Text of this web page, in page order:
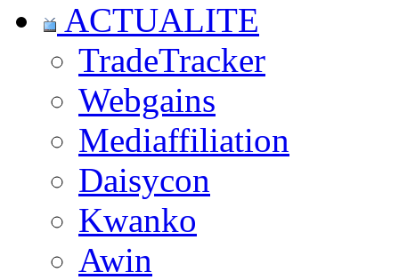
ACTUALITE
TradeTracker
Webgains
Mediaffiliation
Daisycon
Kwanko
Awin